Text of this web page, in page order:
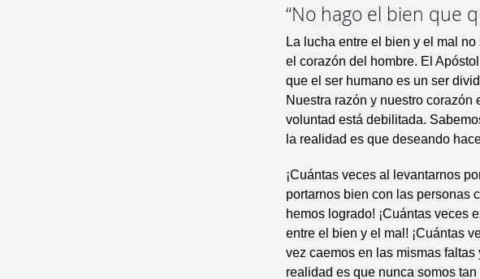
“No hago el bien que
La lucha entre el bien y el mal
el corazón del hombre. El
que el ser humano es un ser
Nuestra razón y nuestro
voluntad está debilitada.
la realidad es que deseando
¡Cuántas veces al levantarnos
portarnos bien con las personas
hemos logrado! ¡Cuántas veces
entre el bien y el mal! ¡Cuántas
vez caemos en las mismas
realidad es que nunca somos